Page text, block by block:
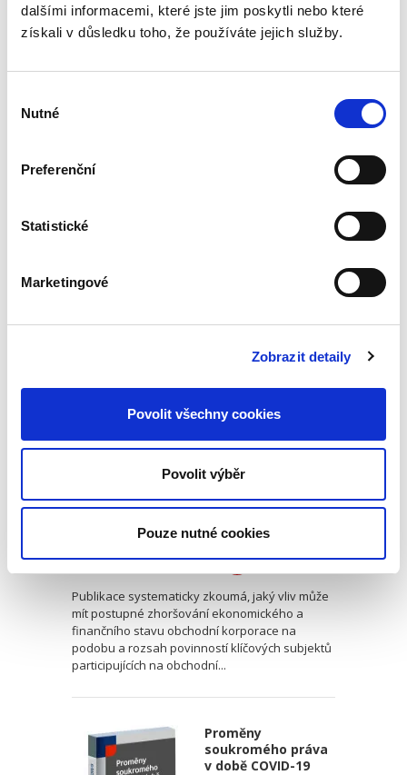
dalšími informacemi, které jste jim poskytli nebo které
získali v důsledku toho, že používáte jejich služby.
souhlasu
Nutné
Preferenční
Statistické
Marketingové
Zobrazit detaily
Povolit všechny cookies
Povolit výběr
Pouze nutné cookies
k průmyslovému
vlastnictví
Kniha pojednává o právní úpravě práva k
realizuje svoji podnikatelskou činnost, a hledá
odpověď na otázku, zda Česká...
Správa a řízení
v hrozícím úpadku
470,00 Kč
Publikace systematicky zkoumá, jaký vliv může
mít postupné zhoršování ekonomického a
finančního stavu obchodní korporace na
podobu a rozsah povinností klíčových subjektů
participujících na obchodní...
Proměny
soukromého práva
v době COVID-19